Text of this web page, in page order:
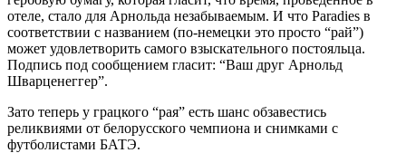
отеле, стало для Арнольда незабываемым. И что Paradies в
соответствии с названием (по-немецки это просто “рай”)
может удовлетворить самого взыскательного постояльца.
Подпись под сообщением гласит: “Ваш друг Арнольд
Шварценеггер”.
Зато теперь у грацкого “рая” есть шанс обзавестись
реликвиями от белорусского чемпиона и снимками с
футболистами БАТЭ.